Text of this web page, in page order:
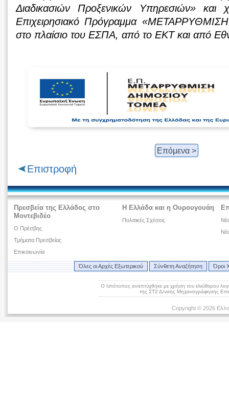
Διαδικασιών Προξενικών Υπηρεσιών» και
Επιχειρησιακό Πρόγραμμα
στο πλαίσιο του ΕΣΠΑ, από το ΕΚΤ και από
Επόμενα >
Επιστροφή
Πρεσβεία της Ελλάδος στο
Μοντεβιδέο
O Πρέσβης
Τμήματα Πρεσβείας
Επικοινωνία
Η Ελλάδα και η Ουρουγουάη
Πολιτικές Σχέσεις
Όλες οι Αρχές Εξωτερικού Σύνθετη Αναζήτηση Όροι
Ο Ιστότοπος αναπτύχθηκε με χρήση του ελεύθερου
της ΣΤ2 Δ/νσης Μηχανογράφησης
Copyright © 2026